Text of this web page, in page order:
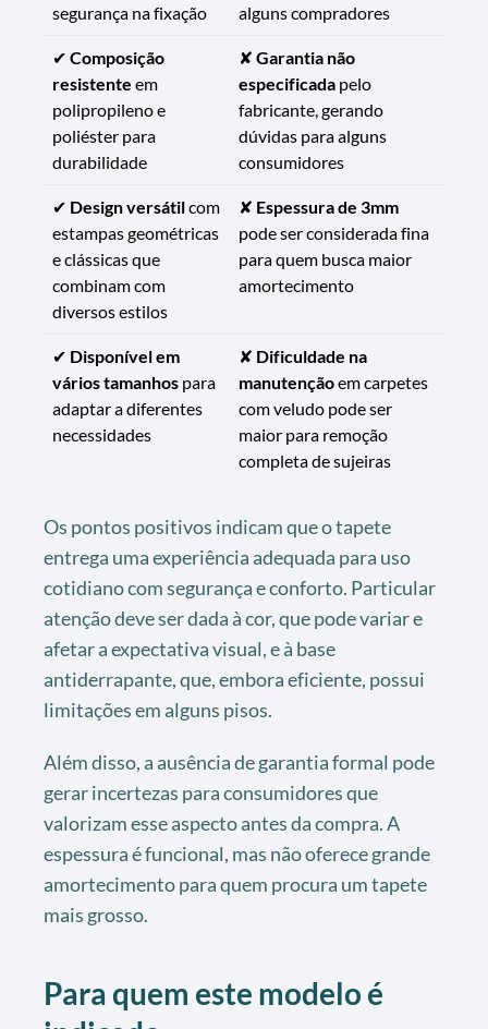
segurança na fixação
alguns compradores
✔ Composição
resistente em
polipropileno e
poliéster para
durabilidade
✘ Garantia não
especificada pelo
fabricante, gerando
dúvidas para alguns
consumidores
✔ Design versátilcom
estampas geométricas
e clássicas que
combinam com
diversos estilos
✘ Espessura de 3mm
pode ser considerada fina
para quem busca maior
amortecimento
✔ Disponível em
vários tamanhos para
adaptar a diferentes
necessidades
✘ Dificuldade na
manutençãoem carpetes
com veludo pode ser
maior para remoção
completa de sujeiras
Os pontos positivos indicam que o tapete
entrega uma experiência adequada para uso
cotidiano com segurança e conforto. Particular
atenção deve ser dada à cor, que pode variar e
afetar a expectativa visual, e à base
antiderrapante, que, embora eficiente, possui
limitações em alguns pisos.
Além disso, a ausência de garantia formal pode
gerar incertezas para consumidores que
valorizam esse aspecto antes da compra. A
espessura é funcional, mas não oferece grande
amortecimento para quem procura um tapete
mais grosso.
Para quem este modelo é